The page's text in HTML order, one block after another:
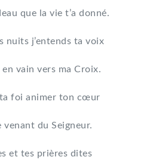
que la vie t’a donné.
nuits j’entends ta voix
vain vers ma Croix.
ta foi animer ton cœur
du Seigneur.
et tes prières dites